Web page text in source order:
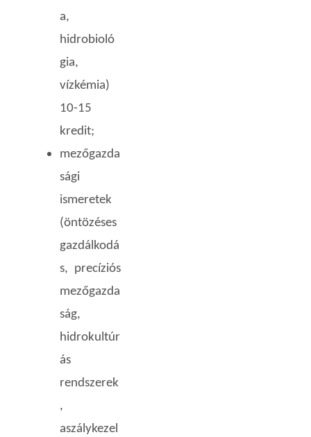
a,
hidrobioló
gia,
vízkémia)
10-15
kredit;
mezőgazda
sági
ismeretek
(öntözéses
gazdálkodá
s, precíziós
mezőgazda
ság,
hidrokultúr
ás
rendszerek
,
aszálykezel